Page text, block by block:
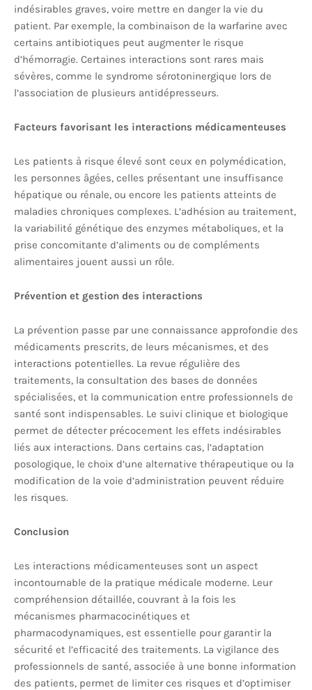
indésirables graves, voire mettre en danger la vie du
patient. Par exemple, la combinaison de la warfarine avec
certains antibiotiques peut augmenter le risque
d’hémorragie. Certaines interactions sont rares mais
sévères, comme le syndrome sérotoninergique lors de
l’association de plusieurs antidépresseurs.
Facteurs favorisant les interactions médicamenteuses
Les patients à risque élevé sont ceux en polymédication,
les personnes âgées, celles présentant une insuffisance
hépatique ou rénale, ou encore les patients atteints de
maladies chroniques complexes. L’adhésion au traitement,
la variabilité génétique des enzymes métaboliques, et la
prise concomitante d’aliments ou de compléments
alimentaires jouent aussi un rôle.
Prévention et gestion des interactions
La prévention passe par une connaissance approfondie des
médicaments prescrits, de leurs mécanismes, et des
interactions potentielles. La revue régulière des
traitements, la consultation des bases de données
spécialisées, et la communication entre professionnels de
santé sont indispensables. Le suivi clinique et biologique
permet de détecter précocement les effets indésirables
liés aux interactions. Dans certains cas, l’adaptation
posologique, le choix d’une alternative thérapeutique ou la
modification de la voie d’administration peuvent réduire
les risques.
Conclusion
Les interactions médicamenteuses sont un aspect
incontournable de la pratique médicale moderne. Leur
compréhension détaillée, couvrant à la fois les
mécanismes pharmacocinétiques et
pharmacodynamiques, est essentielle pour garantir la
sécurité et l’efficacité des traitements. La vigilance des
professionnels de santé, associée à une bonne information
des patients, permet de limiter ces risques et d’optimiser